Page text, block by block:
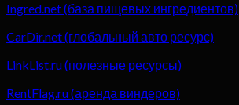
Ingred.net (база пищевых ингредиентов)
CarDir.net (глобальный авто ресурс)
LinkList.ru (полезные ресурсы)
RentFlag.ru (аренда виндеров)